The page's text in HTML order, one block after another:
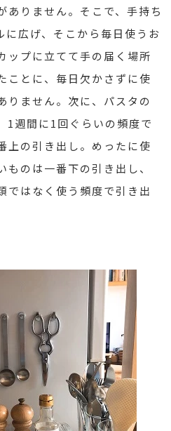
ありません。そこで、手持ち
に広げ、そこから毎日使うお
ップに立てて手の届く場所
ことに、毎日欠かさずに使
りません。次に、パスタの
1週間に1回ぐらいの頻度で
上の引き出し。めったに使
のは一番下の引き出し、
ではなく使う頻度で引き出